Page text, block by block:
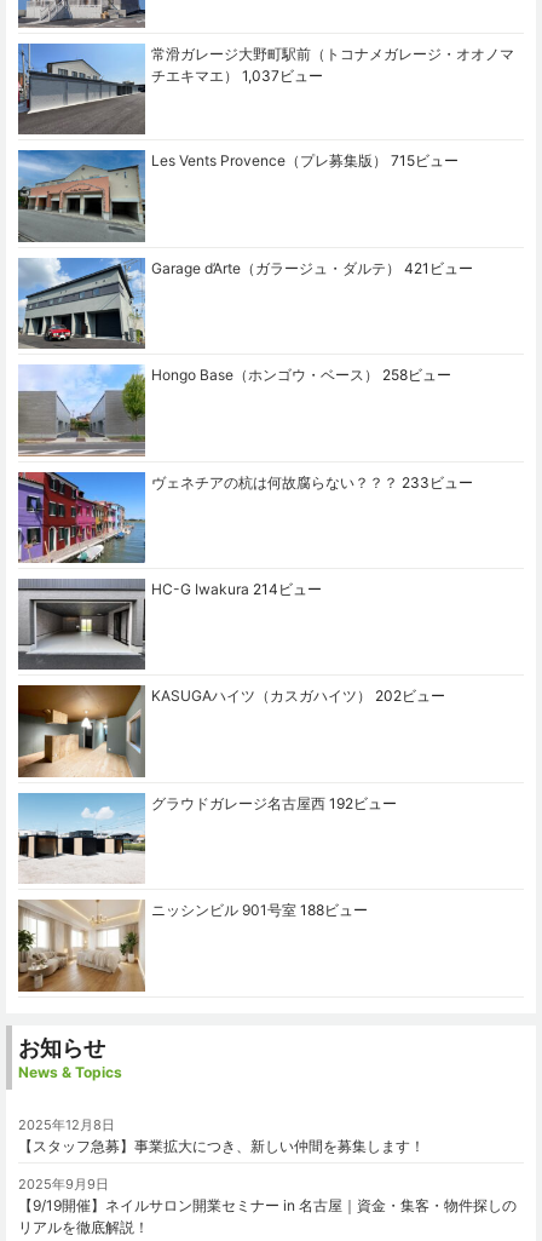
常滑ガレージ大野町駅前（トコナメガレージ・オオノマ
チエキマエ）
1,037ビュー
Les Vents Provence（プレ募集版） 715ビュー
Garage d’Arte（ガラージュ・ダルテ） 421ビュー
Hongo Base（ホンゴウ・ベース） 258ビュー
ヴェネチアの杭は何故腐らない？？？ 233ビュー
HC-G Iwakura 214ビュー
KASUGAハイツ（カスガハイツ） 202ビュー
グラウドガレージ名古屋西 192ビュー
ニッシンビル 901号室 188ビュー
お知らせ
News & Topics
2025年12月8日
【スタッフ急募】事業拡大につき、新しい仲間を募集します！
2025年9月9日
【9/19開催】ネイルサロン開業セミナー in 名古屋｜資金・集客・物件探しの
リアルを徹底解説！